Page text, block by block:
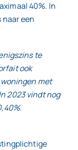
40%. In
een
te
ook
met
2023 vindt nog